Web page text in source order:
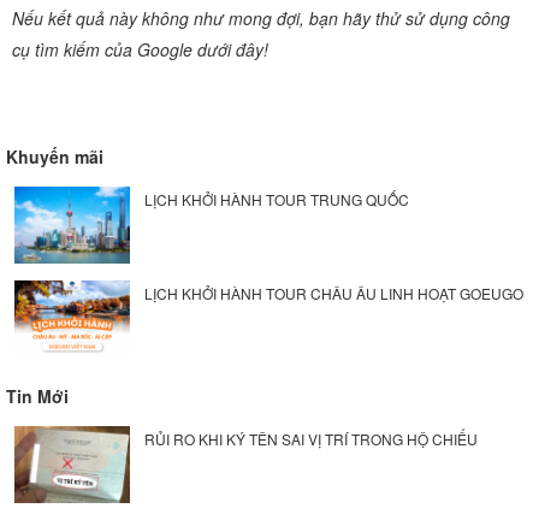
Nếu kết quả này không như mong đợi, bạn hãy thử sử dụng công
cụ tìm kiếm của Google dưới đây!
Khuyến mãi
LỊCH KHỞI HÀNH TOUR TRUNG QUỐC
LỊCH KHỞI HÀNH TOUR CHÂU ÂU LINH HOẠT GOEUGO
Tin Mới
RỦI RO KHI KÝ TÊN SAI VỊ TRÍ TRONG HỘ CHIẾU